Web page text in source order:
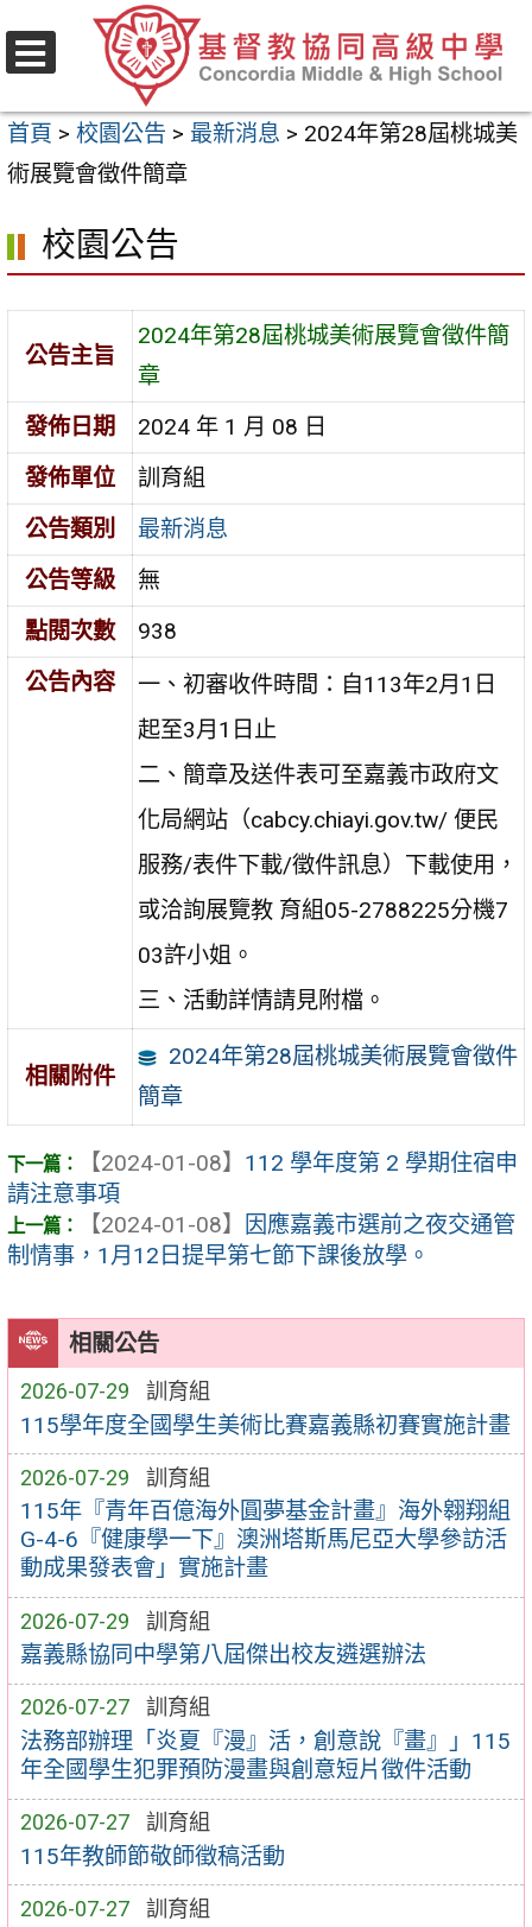
至
要
內
區
首頁 > 校園公告 > 最新消息 > 2024年第28屆桃城美
術展覽會徵件簡章
相關公告
2026-07-29 訓育組
115學年度全國學生美術比賽嘉義縣初賽實施計畫
2026-07-29 訓育組
115年『青年百億海外圓夢基金計畫』海外翱翔組
G-4-6『健康學一下』澳洲塔斯馬尼亞大學參訪活
動成果發表會」實施計畫
2026-07-29 訓育組
嘉義縣協同中學第八屆傑出校友遴選辦法
2026-07-27 訓育組
法務部辦理「炎夏『漫』活，創意說『畫』」115
年全國學生犯罪預防漫畫與創意短片徵件活動
2026-07-27 訓育組
115年教師節敬師徵稿活動
2026-07-27 訓育組
校園公告
公告主旨
2024年第28屆桃城美術展覽會徵件簡
章
發佈日期
2024 年 1 月 08 日
發佈單位
訓育組
公告類別
最新消息
公告等級
無
點閱次數
938
公告內容
一、初審收件時間：自113年2月1日
起至3月1日止
二、簡章及送件表可至嘉義市政府文
化局網站（cabcy.chiayi.gov.tw/ 便民
服務/表件下載/徵件訊息）下載使用，
或洽詢展覽教 育組05-2788225分機7
03許小姐。
三、活動詳情請見附檔。
相關附件
2024年第28屆桃城美術展覽會徵件
簡章
【2024-01-08】 112 學年度第 2 學期住宿申
請注意事項
【2024-01-08】
因應嘉義市選前之夜交通管
制情事，1月12日提早第七節下課後放學。
選
單